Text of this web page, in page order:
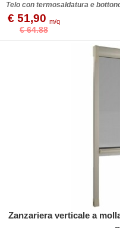
Telo con termosaldatura e
€ 51,90 m/q
€ 64.88
Zanzariera verticale a